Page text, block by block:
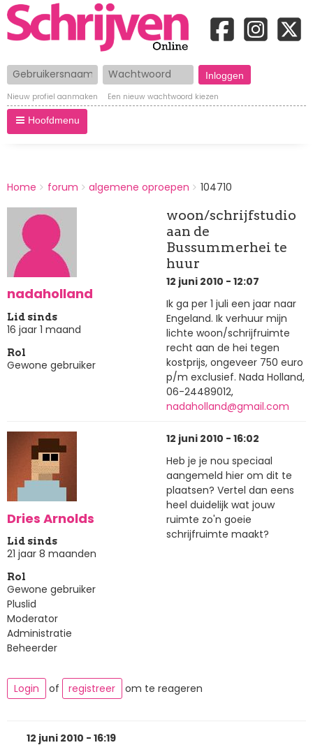
Gebruikersnaam Wachtwoord
Nieuw profiel aanmaken Een nieuw wachtwoord kiezen
Hoofdmenu
BREADCRUMBS
You
here:
Home forum algemene oproepen 104710
nadaholland
Lid sinds
16 jaar 1 maand
Rol
Gewone gebruiker
woon/schrijfstudio
aan de
Bussummerhei te
huur
12 juni 2010 - 12:07
Ik ga per 1 juli een jaar naar
Engeland. Ik verhuur mijn
lichte woon/schrijfruimte
recht aan de hei tegen
kostprijs, ongeveer 750 euro
p/m exclusief. Nada Holland,
06-24489012,
nadaholland@gmail.com
Dries Arnolds
Lid sinds
21 jaar 8 maanden
Rol
Gewone gebruiker
Pluslid
Moderator
Administratie
Beheerder
12 juni 2010 - 16:02
Heb je je nou speciaal
aangemeld hier om dit te
plaatsen? Vertel dan eens
heel duidelijk wat jouw
ruimte zo'n goeie
schrijfruimte maakt?
Login of registreer om te reageren
12 juni 2010 - 16:19